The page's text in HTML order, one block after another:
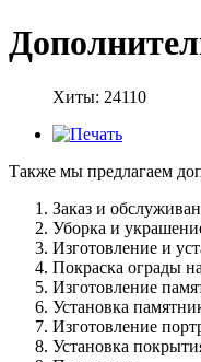
Хиты: 24110
Также мы предлагаем
Заказ и
Уборка и
Изготовление и
Покраска ограды
Изготовление
Установка
Изготовление
Установка